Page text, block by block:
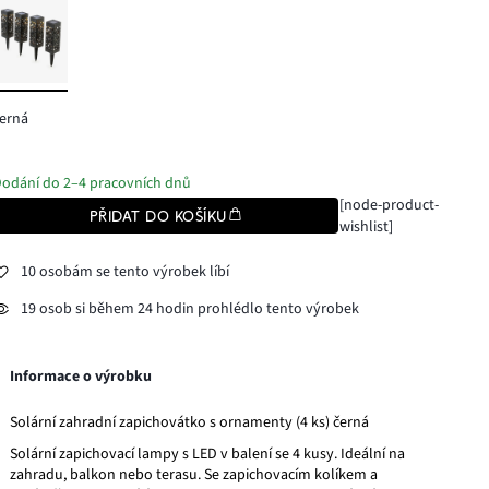
do 2–4 pracovních dnů
PŘIDAT DO KOŠÍKU
[node-product-
wishlist]
10 osobám se tento výrobek líbí
19 osob si během 24 hodin prohlédlo tento výrobek
Informace o výrobku
Solární zahradní zapichovátko s ornamenty (4 ks) černá
Solární zapichovací lampy s LED v balení se 4 kusy. Ideální na
zahradu, balkon nebo terasu. Se zapichovacím kolíkem a